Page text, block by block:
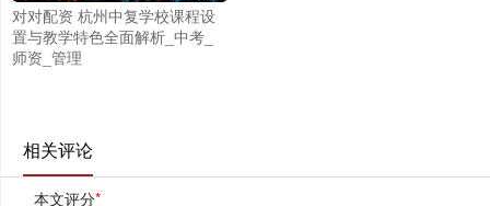
对对配资 杭州中复学校课程设
置与教学特色全面解析_中考_
师资_管理
相关评论
本文评分*